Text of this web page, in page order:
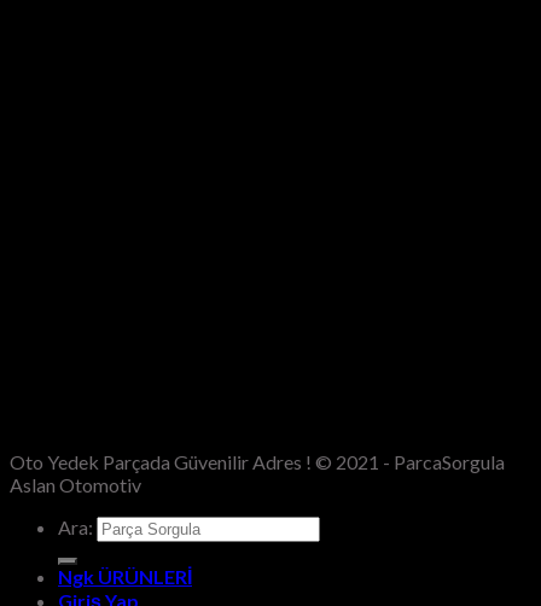
Oto Yedek Parçada Güvenilir Adres ! © 2021 - ParcaSorgula
Aslan Otomotiv
Ara:
Ngk ÜRÜNLERİ
Giriş Yap